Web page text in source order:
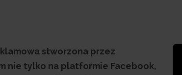
stworzona przez
nie tylko na platformie Facebook,